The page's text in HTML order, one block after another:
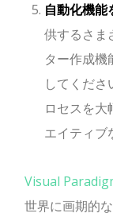
自動化機能
供するさま
ター作成機
してくだ
ロセスを大
エイティブ
Visual
世界に画期的